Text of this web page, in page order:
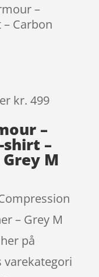
–
– Carbon
kr. 499
–
shirt –
M
– Grey M
på
varekategori